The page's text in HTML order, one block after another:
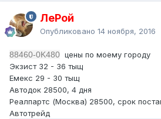
ЛеРой
Опубликовано 14 ноября, 2016
88460-0K480 цены по моему городу
Экзист 32 - 36 тыщ
Емекс 29 - 30 тыщ
Автодок 28500, 4 дня
Реалпартс (Москва) 28500, срок
Автотрейд